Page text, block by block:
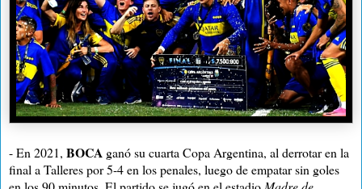
- En 2021, BOCA ganó su cuarta Copa Argentina, al derrotar en la
final a Talleres por 5-4 en los penales, luego de empatar sin goles